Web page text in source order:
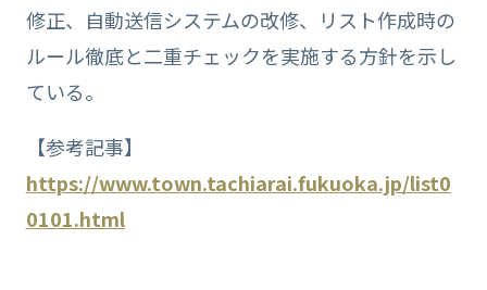
修正、自動送信システムの改修、リスト作成時の
ルール徹底と二重チェックを実施する方針を示し
ている。
【参考記事】
https://www.town.tachiarai.fukuoka.jp/list0
0101.html